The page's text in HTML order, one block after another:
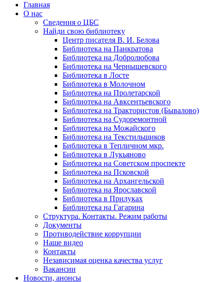
Главная
О нас
Сведения о ЦБС
Найди свою библиотеку
Центр писателя В. И. Белова
Библиотека на Панкратова
Библиотека на Добролюбова
Библиотека на Чернышевского
Библиотека в Лосте
Библиотека в Молочном
Библиотека на Пролетарской
Библиотека на Авксентьевского
Библиотека на Трактористов (Бывалово)
Библиотека на Судоремонтной
Библиотека на Можайского
Библиотека на Текстильщиков
Библиотека в Тепличном мкр.
Библиотека в Лукьяново
Библиотека на Советском проспекте
Библиотека на Псковской
Библиотека на Архангельской
Библиотека на Ярославской
Библиотека в Прилуках
Библиотека на Гагарина
Структура. Контакты. Режим работы
Документы
Противодействие коррупции
Наше видео
Контакты
Независимая оценка качества услуг
Вакансии
Новости, анонсы